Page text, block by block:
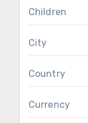
Children
City
Country
Currency